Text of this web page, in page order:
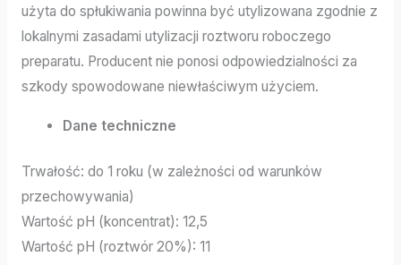
użyta do spłukiwania powinna być utylizowana zgodnie z
lokalnymi zasadami utylizacji roztworu roboczego
preparatu. Producent nie ponosi odpowiedzialności za
szkody spowodowane niewłaściwym użyciem.
Dane techniczne
Trwałość: do 1 roku (w zależności od warunków
przechowywania)
Wartość pH (koncentrat): 12,5
Wartość pH (roztwór 20%): 11